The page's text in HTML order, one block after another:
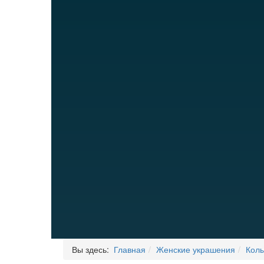
Вы здесь: Главная Женские украшения